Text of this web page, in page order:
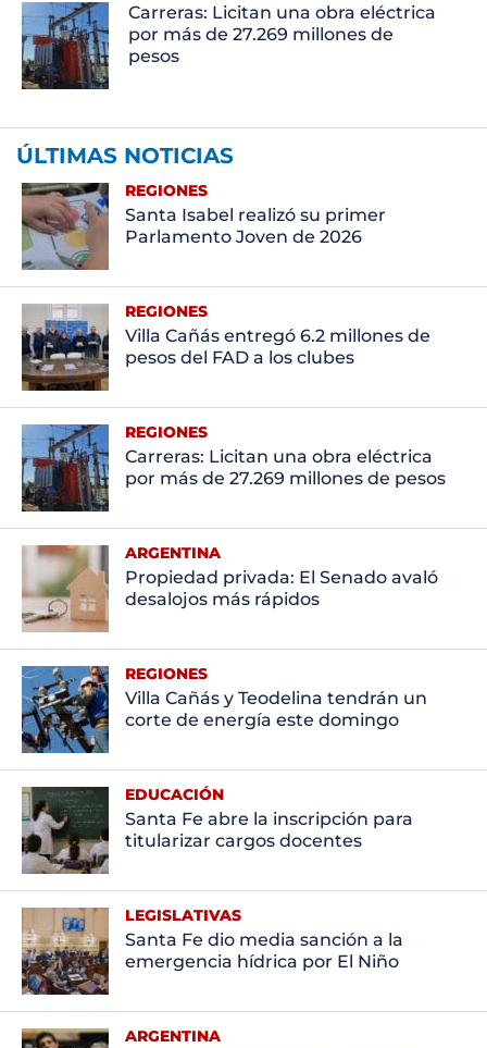
Carreras: Licitan una obra eléctrica
por más de 27.269 millones de
pesos
ÚLTIMAS NOTICIAS
REGIONES
Santa Isabel realizó su primer
Parlamento Joven de 2026
REGIONES
Villa Cañás entregó 6.2 millones de
pesos del FAD a los clubes
REGIONES
Carreras: Licitan una obra eléctrica
por más de 27.269 millones de pesos
ARGENTINA
Propiedad privada: El Senado avaló
desalojos más rápidos
REGIONES
Villa Cañás y Teodelina tendrán un
corte de energía este domingo
EDUCACIÓN
Santa Fe abre la inscripción para
titularizar cargos docentes
LEGISLATIVAS
Santa Fe dio media sanción a la
emergencia hídrica por El Niño
ARGENTINA